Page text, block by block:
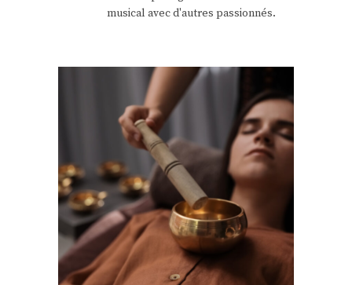
musical avec d'autres passionnés.